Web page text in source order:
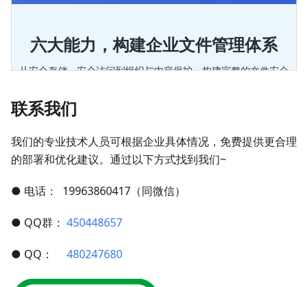
联系我们
我们的专业技术人员可根据企业具体情况，免费提供更合理
的部署和优化建议。通过以下方式找到我们~
● 电话： 19963860417（同微信）
● QQ群： 450448657
● QQ： 480247680